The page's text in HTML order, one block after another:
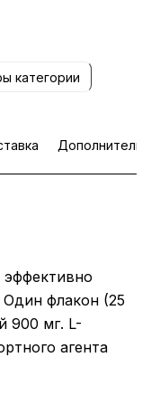
категории
эффективно
флакон (25
900 мг. L-
агента